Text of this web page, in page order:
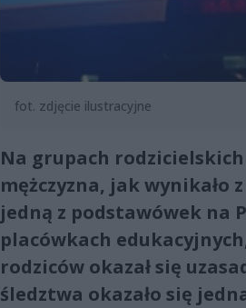
fot. zdjęcie ilustracyjne
Na grupach
mężczyzna, jak wynikało
jedną z podstawówek na
placówkach
rodziców okazał się
śledztwa okazało się